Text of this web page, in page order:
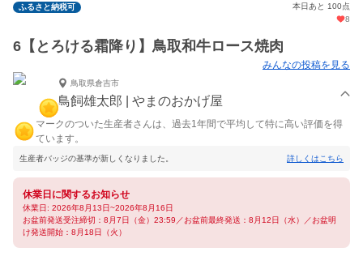
ふるさと納税可
本日あと 100点
8
6【とろける霜降り】鳥取和牛ロース焼肉
みんなの投稿を見る
鳥取県倉吉市
鳥飼雄太郎 | やまのおかげ屋
マークのついた生産者さんは、過去1年間で平均して特に高い評価を得
ています。
生産者バッジの基準が新しくなりました。 詳しくはこちら
休業日に関するお知らせ
休業日: 2026年8月13日~2026年8月16日
お盆前発送受注締切：8月7日（金）23:59／お盆前最終発送：8月12日（水）／お盆明
け発送開始：8月18日（火）